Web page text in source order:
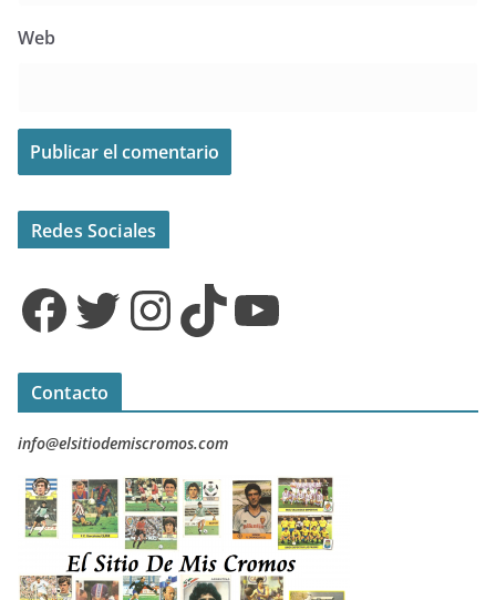
Web
Redes Sociales
Facebook Twitter InstagramTikTok YouTube
Contacto
info@elsitiodemiscromos.com